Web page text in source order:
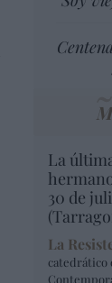
La
30 de
La